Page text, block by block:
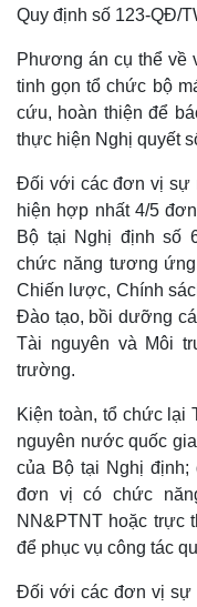
Doanh nghiệp
Thông tin doanh nghiệp
Doanh nghiệp 24h
Doanh nhân
Vì cộng đồng
Quy định số 123-QĐ/
Phương án cụ thể về
tinh gọn tổ chức bộ
cứu, hoàn thiện để
thực hiện Nghị quyết
Đối với các đơn vị sự
hiện hợp nhất 4/5
Bộ tại Nghị định số
chức năng tương
Chiến lược, Chính
Đào tạo, bồi dưỡng
Tài nguyên và Môi
trường.
Kiện toàn, tổ chức lại
nguyên nước quốc
của Bộ tại Nghị
đơn vị có chức
NN&PTNT hoặc trực
để phục vụ công tác
Đối với các đơn vị sự